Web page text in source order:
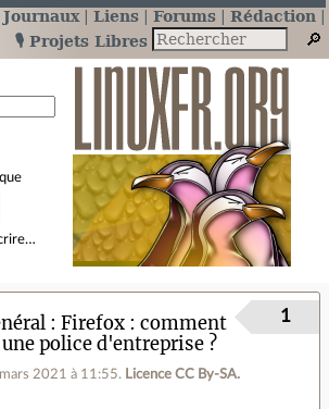
Journaux Liens Forums
Rédaction
🎙️ Projets Libres
Firefox : comment
police d'entreprise ?
2021 à 11:55. Licence CC By‑SA.
1